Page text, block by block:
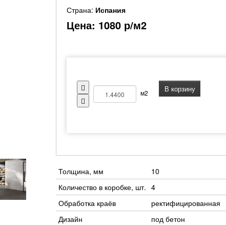
Страна: Испания
Цена: 1080 р/м2
м2 В корзину
Толщина, мм
10
Количество в коробке, шт. 4
Обработка краёв
ректифицированная
Дизайн
под бетон